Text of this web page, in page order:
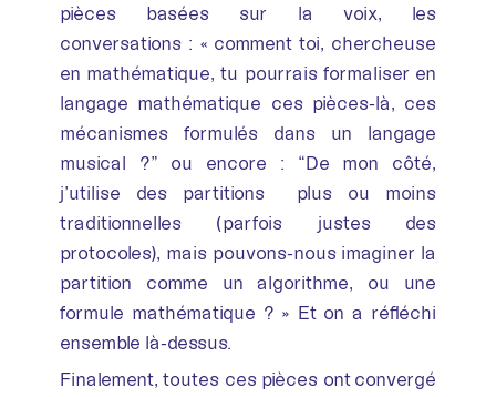
pièces basées sur la voix, les
conversations : « comment toi, chercheuse
en mathématique, tu pourrais formaliser en
langage mathématique ces pièces-là, ces
mécanismes formulés dans un langage
musical ?” ou encore : “De mon côté,
j’utilise des partitions plus ou moins
traditionnelles (parfois justes des
protocoles), mais pouvons-nous imaginer la
partition comme un algorithme, ou une
formule mathématique ? » Et on a réfléchi
ensemble là-dessus.
Finalement, toutes ces pièces ont convergé